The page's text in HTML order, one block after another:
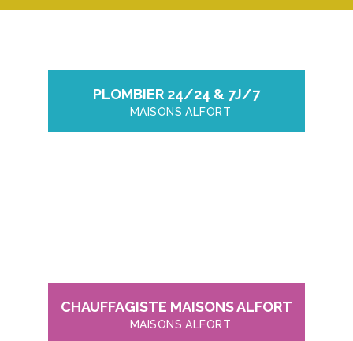
PLOMBIER 24/24 & 7J/7
MAISONS ALFORT
CHAUFFAGISTE MAISONS ALFORT
MAISONS ALFORT